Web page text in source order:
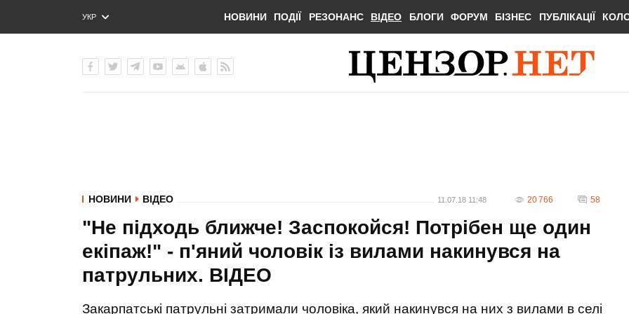
УКР
ENG
НОВИНИ ПОДІЇ РЕЗОНАНС ВІДЕО БЛОГИ ФОРУМ БІЗНЕС ПУБЛІКАЦІЇ
НОВИНИ ВІДЕО 11.07.18 11:48 20 766 58
"Не підходь ближче! Заспокойся! Потрібен ще один
екіпаж!" - п'яний чоловік із вилами накинувся на
патрульних. ВIДЕО
Закарпатські патрульні затримали чоловіка, який накинувся на них з вилами в селі